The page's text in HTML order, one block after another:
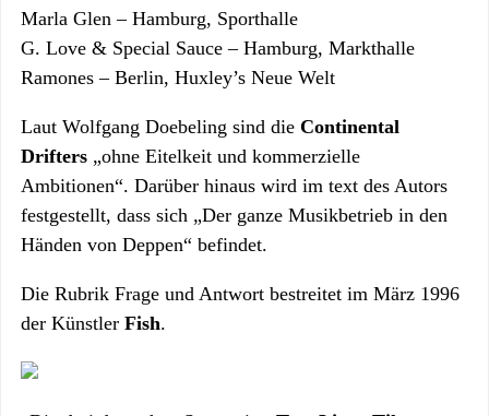
Marla Glen – Hamburg, Sporthalle
G. Love & Special Sauce – Hamburg, Markthalle
Ramones – Berlin, Huxley’s Neue Welt
Laut Wolfgang Doebeling sind die Continental
Drifters „ohne Eitelkeit und kommerzielle
Ambitionen“. Darüber hinaus wird im text des Autors
festgestellt, dass sich „Der ganze Musikbetrieb in den
Händen von Deppen“ befindet.
Die Rubrik Frage und Antwort bestreitet im März 1996
der Künstler Fish.